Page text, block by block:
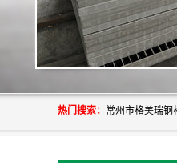
热门搜索：